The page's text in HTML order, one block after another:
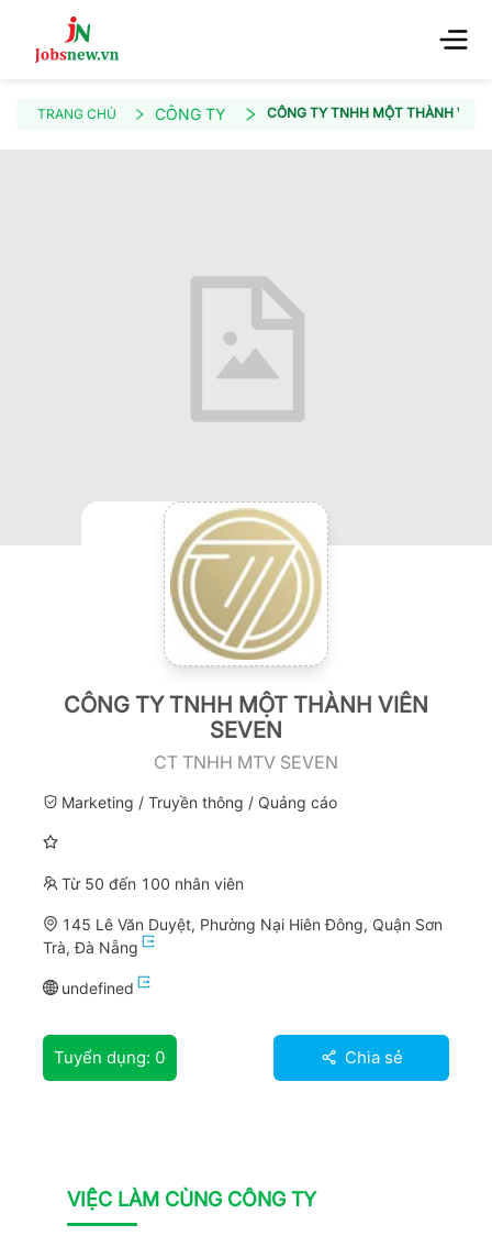
TRANG CHỦ CÔNG TY CÔNG TY TNHH MỘT THÀNH VIÊN
CÔNG TY TNHH MỘT THÀNH VIÊN
SEVEN
CT TNHH MTV SEVEN
Marketing / Truyền thông / Quảng cáo
Từ 50 đến 100 nhân viên
145 Lê Văn Duyệt, Phường Nại Hiên Đông, Quận Sơn
Trà, Đà Nẵng
undefined
Tuyển dụng: 0 Chia sẻ
VIỆC LÀM CÙNG CÔNG TY